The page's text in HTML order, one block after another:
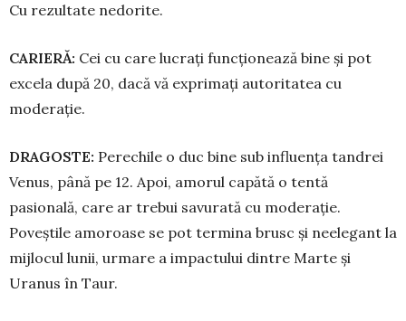
Cu rezultate nedorite.
CARIERĂ: Cei cu care lucrați funcționează bine și pot
excela după 20, dacă vă exprimați autoritatea cu
moderație.
DRAGOSTE: Perechile o duc bine sub influența tandrei
Venus, până pe 12. Apoi, amorul capătă o tentă
pasională, care ar trebui savurată cu mode­ra­ție.
Poveștile amoroase se pot termina brusc și ne­ele­gant la
mijlocul lunii, urmare a impactului dintre Marte și
Uranus în Taur.